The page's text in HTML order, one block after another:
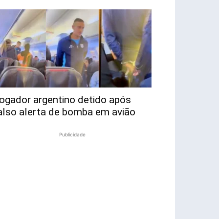
argentino detido após
alerta de bomba em avião
Publicidade